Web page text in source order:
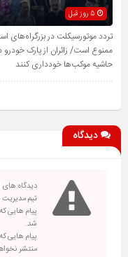
تردد موتورسیکلت در بزرگراه‌های
ممنوع است/ زائران از پارک خودرو
حاشیه موکب‌ها خودداری کنند
دیدگاه
دیدگاه
تیم
پیام هایی
شد.
پیام هایی
منتشر